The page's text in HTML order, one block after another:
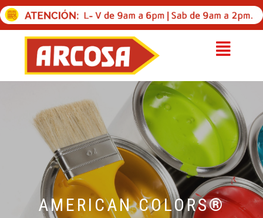
AMERICAN COLORS®